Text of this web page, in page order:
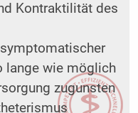
Kontraktilität des
lange wie möglich
zugunsten